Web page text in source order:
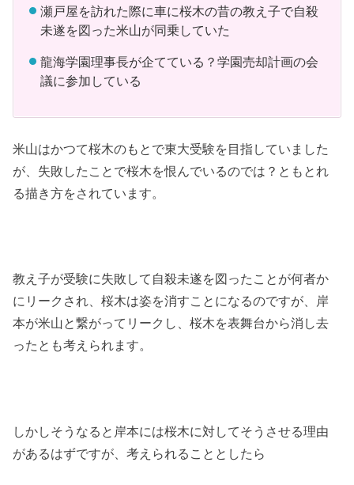
瀬戸屋を訪れた際に車に桜木の昔の教え子で自殺
未遂を図った米山が同乗していた
龍海学園理事長が企てている？学園売却計画の会
議に参加している
米山はかつて桜木のもとで東大受験を目指していました
が、失敗したことで桜木を恨んでいるのでは？ともとれ
る描き方をされています。
教え子が受験に失敗して自殺未遂を図ったことが何者か
にリークされ、桜木は姿を消すことになるのですが、岸
本が米山と繋がってリークし、桜木を表舞台から消し去
ったとも考えられます。
しかしそうなると岸本には桜木に対してそうさせる理由
があるはずですが、考えられることとしたら